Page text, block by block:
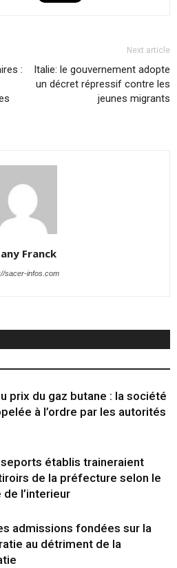
:
Next article
Italie: le gouvernement adopte
un décret répressif contre les
jeunes migrants
Franck
sacer-infos.com
prix du gaz butane : la société
à l’ordre par les autorités
établis traineraient
de la préfecture selon le
l’interieur
admissions fondées sur la
au détriment de la